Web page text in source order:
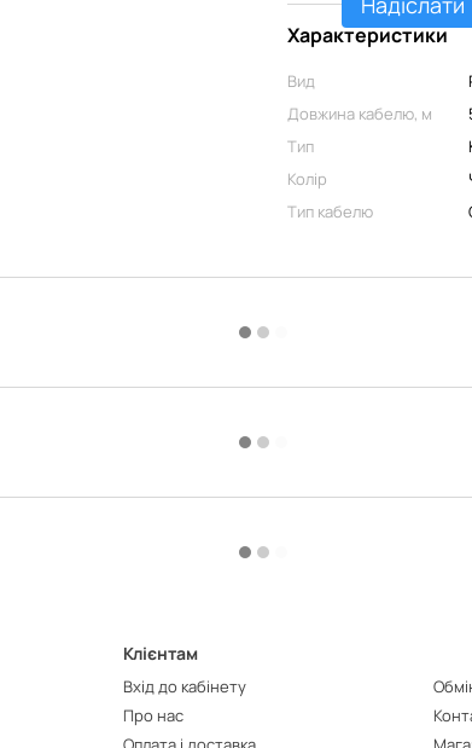
Характеристики
Вид
Довжина кабелю, м
Тип
Колір
Тип кабелю
Клієнтам
Вхід до кабінету
Про нас